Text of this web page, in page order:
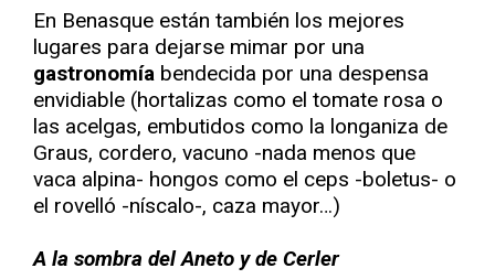
En Benasque están también los mejores
lugares para dejarse mimar por una
gastronomía bendecida por una despensa
envidiable (hortalizas como el tomate rosa o
las acelgas, embutidos como la longaniza de
Graus, cordero, vacuno -nada menos que
vaca alpina- hongos como el ceps -boletus- o
el rovelló -níscalo-, caza mayor…)
A la sombra del Aneto y de Cerler